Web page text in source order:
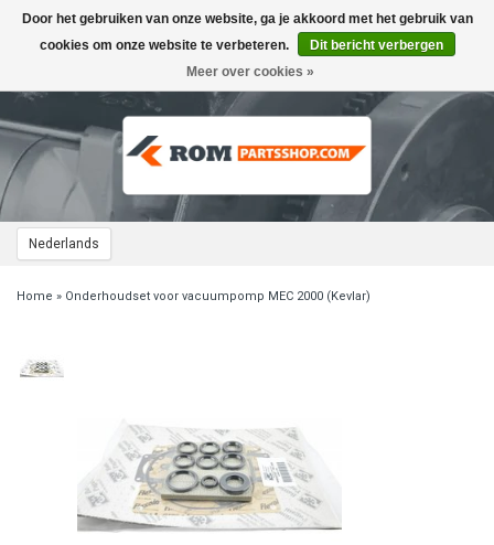
Nederlands
Toggle
navigation
Home » Onderhoudset voor vacuumpomp MEC 2000 (Kevlar)
Door het gebruiken van onze website, ga je akkoord met het gebruik van
cookies om onze website te verbeteren.
Dit bericht verbergen
Meer over cookies »